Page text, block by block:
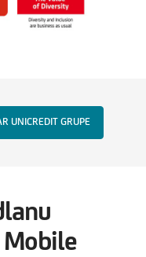
UNICREDIT GRUPE
Mobile